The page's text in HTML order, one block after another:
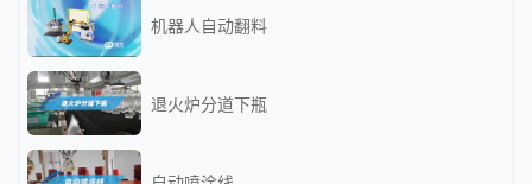
机器人自动翻料
退火炉分道下瓶